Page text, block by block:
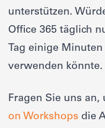
unterstützen.
Office 365 täglich
Tag einige
verwenden könnte.
Fragen Sie uns
on Workshops die